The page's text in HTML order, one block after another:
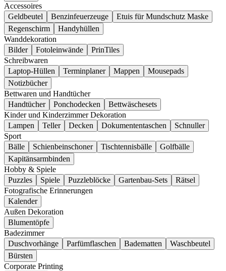
Accessoires
Geldbeutel
Benzinfeuerzeuge
Etuis für Mundschutz Maske
Regenschirm
Handyhüllen
Wanddekoration
Bilder
Fotoleinwände
PrinTiles
Schreibwaren
Laptop-Hüllen
Terminplaner Mappen
Mousepads
Notizbücher
Bettwaren und Handtücher
Handtücher
Ponchodecken
Bettwäschesets
Kinder und Kinderzimmer Dekoration
Lampen
Teller Decken Dokumententaschen
Schnuller
Sport
Bälle
Schienbeinschoner Tischtennisbälle
Golfbälle
Kapitänsarmbinden
Hobby & Spiele
Puzzles
Spiele Puzzleblöcke Gartenbau-Sets
Rätsel
Fotografische Erinnerungen
Kalender
Außen Dekoration
Blumentöpfe
Badezimmer
Duschvorhänge
Parfümflaschen Badematten
Waschbeutel
Bürsten
Corporate Printing